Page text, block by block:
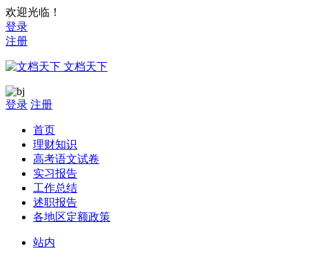
欢迎光临！
登录
注册
文档天下
登录 注册
首页
理财知识
高考语文试卷
实习报告
工作总结
述职报告
各地区定额政策
站内